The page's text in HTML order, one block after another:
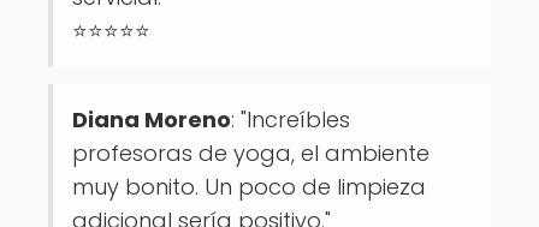
⭐⭐⭐⭐⭐
Diana Moreno: "Increíbles
profesoras de yoga, el ambiente
muy bonito. Un poco de limpieza
adicional sería positivo."